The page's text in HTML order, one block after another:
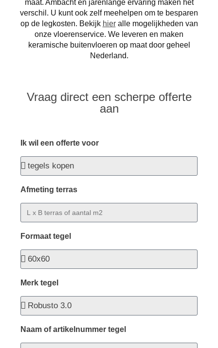
maat. Ambacht en jarenlange ervaring maken het
verschil. U kunt ook zelf meehelpen om te besparen
op de legkosten. Bekijk hieralle mogelijkheden van
onze vloerenservice. We leveren en maken
keramische buitenvloeren op maat door geheel
Nederland.
Vraag direct een scherpe offerte
aan
Ik wil een offerte voor
Afmeting terras
Formaat tegel
Merk tegel
Naam of artikelnummer tegel